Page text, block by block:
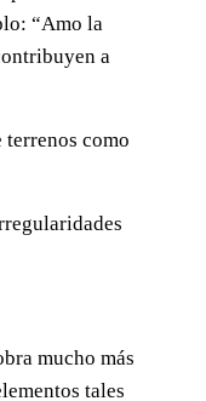
“Amo la
a
como
mucho más
tales